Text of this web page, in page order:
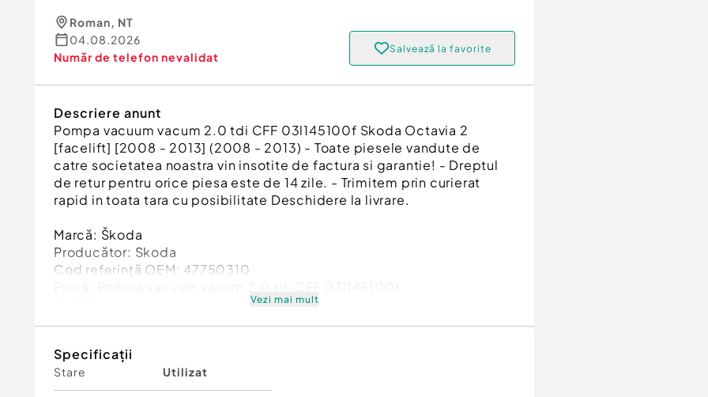
Roman, NT
04.08.2026
Număr de telefon nevalidat
Salvează la favorite
Descriere anunt
Pompa vacuum vacum 2.0 tdi CFF 03l145100f Skoda Octavia 2
[facelift] [2008 - 2013] (2008 - 2013) - Toate piesele vandute de
catre societatea noastra vin insotite de factura si garantie! - Dreptul
de retur pentru orice piesa este de 14 zile. - Trimitem prin curierat
rapid in toata tara cu posibilitate Deschidere la livrare.
Marcă: Škoda
Producător: Skoda
Cod referinţă OEM: 47750310
Vezi mai mult
Specificații
Stare Utilizat